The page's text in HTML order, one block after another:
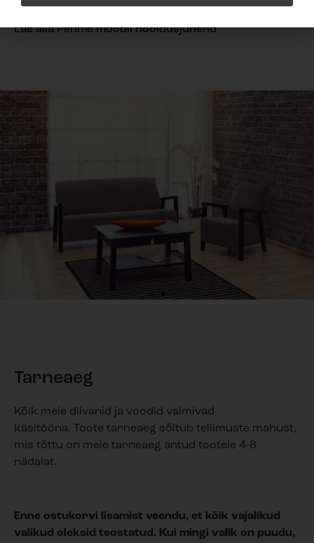
Lae alla Pehme mööbli hooldusjuhend
Tarneaeg
Kõik meie diivanid ja voodid valmivad
käsitööna. Toote tarneaeg sõltub tellimuste mahust,
mis tõttu on meie tarneaeg antud tootele 4-8
nädalat.
Enne ostukorvi lisamist veendu, et kõik vajalikud
valikud oleksid teostatud. Kui mingi valik on puudu,